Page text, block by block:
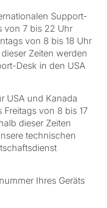
Support-
von 7 bis 22 Uhr
von 8 bis 18 Uhr
Zeiten werden
Desk in den USA
USA und Kanada
von 8 bis 17
dieser Zeiten
technischen
Ihres Geräts